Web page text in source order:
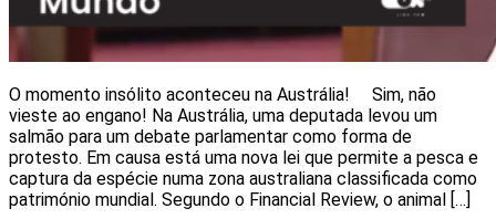
O momento insólito aconteceu na Austrália! Sim, não
vieste ao engano! Na Austrália, uma deputada levou um
salmão para um debate parlamentar como forma de
protesto. Em causa está uma nova lei que permite a pesca e
captura da espécie numa zona australiana classificada como
património mundial. Segundo o Financial Review, o animal […]